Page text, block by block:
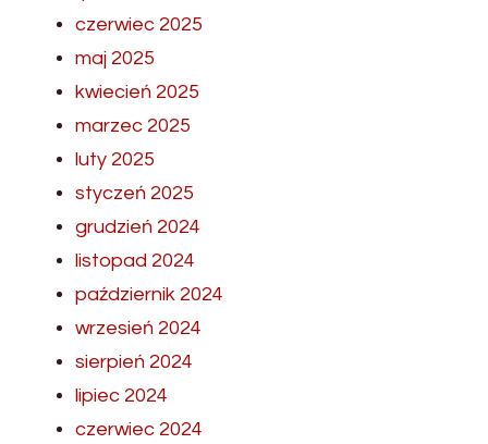
czerwiec 2025
maj 2025
kwiecień 2025
marzec 2025
luty 2025
styczeń 2025
grudzień 2024
listopad 2024
październik 2024
wrzesień 2024
sierpień 2024
lipiec 2024
czerwiec 2024